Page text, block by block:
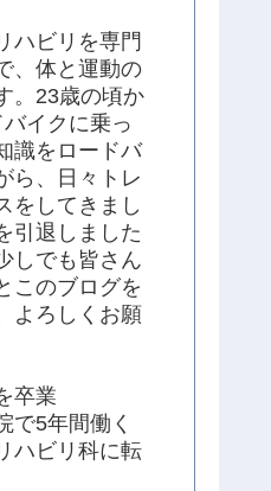
ハビリを専門
、体と運動の
。23歳の頃か
イクに乗っ
識をロードバ
ら、日々トレ
をしてきまし
引退しました
しでも皆さん
このブログを
よろしくお願
卒業
で5年間働く
ハビリ科に転